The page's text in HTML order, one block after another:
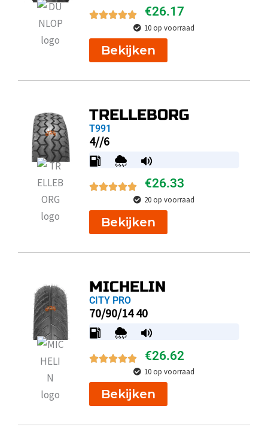
€26.17
10 op voorraad
Bekijken
TRELLEBORG
T991
4//6
€26.33
20 op voorraad
Bekijken
MICHELIN
CITY PRO
70/90/14 40
€26.62
10 op voorraad
Bekijken